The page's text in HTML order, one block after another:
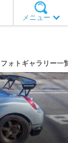
メニュー
フォトギャラリー一